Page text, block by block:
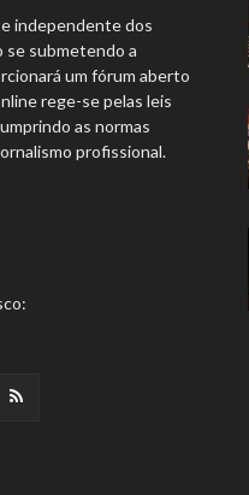
independente dos
se submetendo a
um fórum aberto
rege-se pelas leis
as normas
profissional.